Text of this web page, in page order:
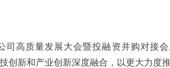
高质量发展大会暨投融资并购对接
创新和产业创新深度融合，以更大力度